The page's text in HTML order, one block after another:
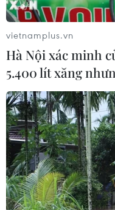
Số ca mắc mới
Hong Kong vẫn
19/02/2022 09:32
Trong 24 giờ qua, Hàn
vietnamplus.vn
Hà Nội xác minh
5.400 lít xăng